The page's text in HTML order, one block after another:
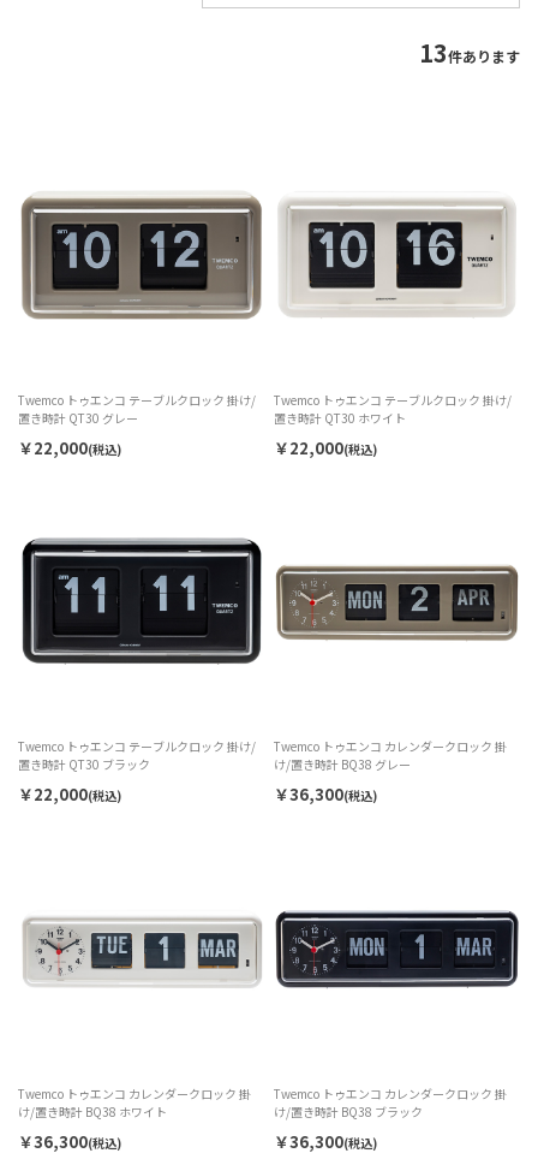
13件あります
Twemco トゥエンコ テーブルクロック 掛け/
置き時計 QT30 グレー
￥22,000(税込)
Twemco トゥエンコ テーブルクロック 掛け/
置き時計 QT30 ホワイト
￥22,000(税込)
Twemco トゥエンコ テーブルクロック 掛け/
置き時計 QT30 ブラック
￥22,000(税込)
Twemco トゥエンコ カレンダークロック 掛
け/置き時計 BQ38 グレー
￥36,300(税込)
Twemco トゥエンコ カレンダークロック 掛
け/置き時計 BQ38 ホワイト
￥36,300(税込)
Twemco トゥエンコ カレンダークロック 掛
け/置き時計 BQ38 ブラック
￥36,300(税込)